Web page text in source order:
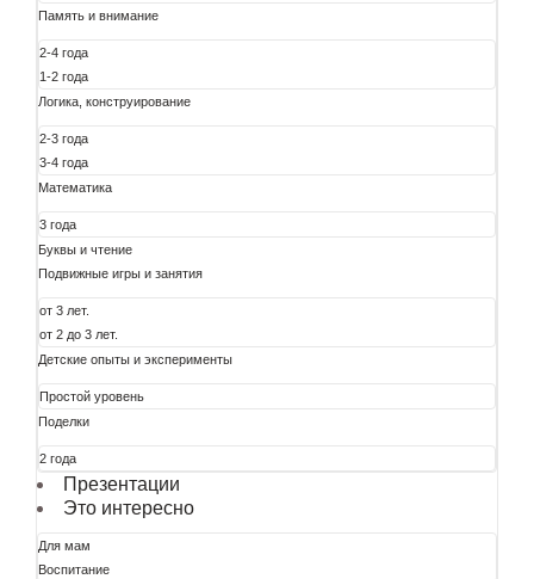
Память и внимание
2-4 года
1-2 года
Логика, конструирование
2-3 года
3-4 года
Математика
3 года
Буквы и чтение
Подвижные игры и занятия
от 3 лет.
от 2 до 3 лет.
Детские опыты и эксперименты
Простой уровень
Поделки
2 года
Презентации
Это интересно
Для мам
Воспитание